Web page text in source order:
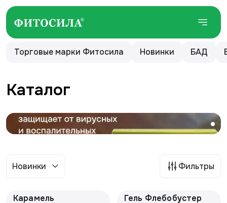
Торговые марки Фитосила Новинки БАД
Каталог
Новинки Фильтры
Карамель
Гель Флебобустер